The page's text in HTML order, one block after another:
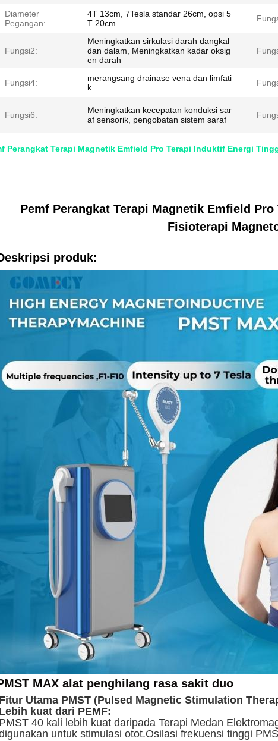
Diameter
Pegangan:
4T 13cm, 7Tesla standar 26cm, opsi 5
T 20cm
Fungsi2:
Meningkatkan sirkulasi darah dangkal
dan dalam, Meningkatkan kadar oksig
en darah
Fungsi4:
merangsang drainase vena dan limfati
k
Fungsi6:
Meningkatkan kecepatan konduksi sar
af sensorik, pengobatan sistem saraf
Perangkat Terapi Magnetik Emfield Pro Terapi Induktif Energi
Pemf Perangkat Terapi Magnetik Emfield
Fisioterapi
produk:
MAX alat penghilang rasa sakit duo
Fitur Utama PMST (Pulsed Magnetic Stimulation
Lebih kuat dari PEMF:
PMST 40 kali lebih kuat daripada Terapi Medan
untuk stimulasi otot.Osilasi frekuensi tinggi